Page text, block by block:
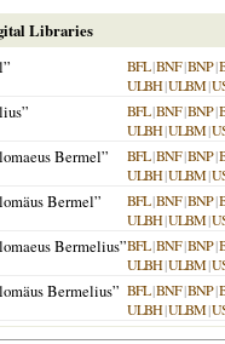
Libraries
BFL|BNF|BNP|
ULBH|ULBM|
BFL|BNF|BNP|
ULBH|ULBM|
Bermel” BFL|BNF|BNP|
ULBH|ULBM|
Bermel” BFL|BNF|BNP|
ULBH|ULBM|
Bermelius”BFL|BNF|BNP|
ULBH|ULBM|
Bermelius” BFL|BNF|BNP|
ULBH|ULBM|